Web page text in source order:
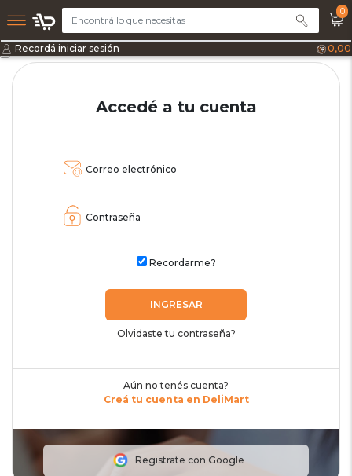
0
Recordá iniciar sesión 0,00
Accedé a tu cuenta
Correo electrónico
Contraseña
Recordarme?
INGRESAR
Olvidaste tu contraseña?
Aún no tenés cuenta?
Creá tu cuenta en DeliMart
Registrate con Google